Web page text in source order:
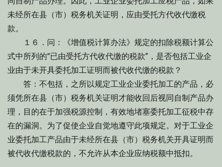
未经所在县（市）税务机关证明，应由受托方代收代缴税
款。
１６．问：《增值税计算办法》规定的扣除税额计算公
式中所列的“已由受托方代收代缴的税款”，是否包括工业企
业由于未开具委托加工证明而被代收代缴的税款？
答：不包括，之所以规定工业企业委托加工的产品，必
须凭所在县（市）税务机关证明才能收回后视同自制产品办
理，目的在于加强税源控制，有效地堵塞委托加工征税中存
在的漏洞。为了促使企业自觉地遵守此项规定。对于工业企
业委托加工产品由于未经所在县（市）税务机关开具证明而
被代收代缴税款的，不允许从本企业应纳税额中抵扣。